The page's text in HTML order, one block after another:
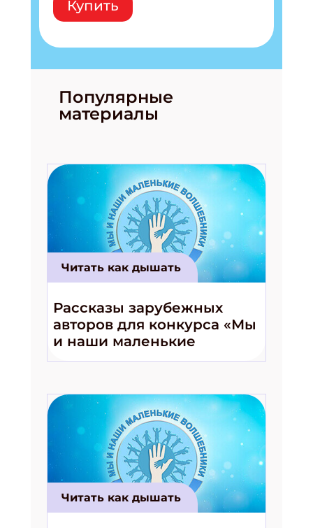
Купить
Популярные
материалы
Читать как дышать
Рассказы зарубежных
авторов для конкурса «Мы
и наши маленькие
волшебники!»
Читать как дышать
ПОДПИСАТЬСЯ